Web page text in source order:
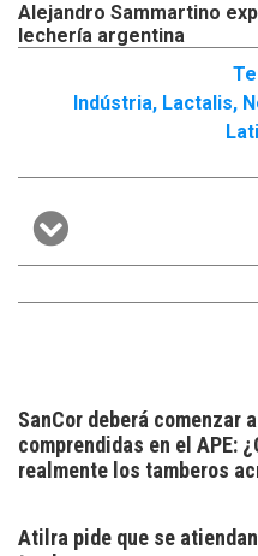
Alejandro Sammartino
lechería argentina
Indústria, Lactalis,
SanCor deberá comenzar
comprendidas en el APE:
realmente los tamberos
Atilra pide que se